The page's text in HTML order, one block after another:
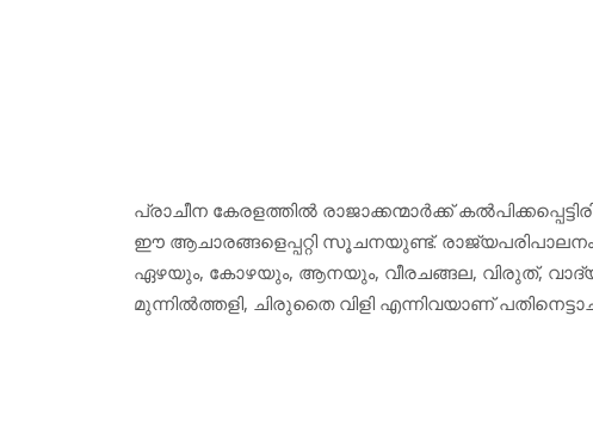
പ്രാചീന കേരളത്തില്‍ രാജാക്കന്മാര്‍ക്ക്
ഈ ആചാരങ്ങളെപ്പറ്റി സൂചനയുണ്ട്.
ഏഴയും, കോഴയും, ആനയും, വീരചങ്ങല, വിരുത്, വാദ്യം,
മുന്നില്‍ത്തളി, ചിരുതൈ വിളി എന്നിവയാണ്